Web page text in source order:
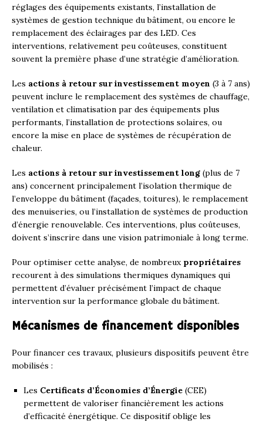
réglages des équipements existants, l’installation de
systèmes de gestion technique du bâtiment, ou encore le
remplacement des éclairages par des LED. Ces
interventions, relativement peu coûteuses, constituent
souvent la première phase d’une stratégie d’amélioration.
Les actions à retour sur investissement moyen (3 à 7 ans)
peuvent inclure le remplacement des systèmes de chauffage,
ventilation et climatisation par des équipements plus
performants, l’installation de protections solaires, ou
encore la mise en place de systèmes de récupération de
chaleur.
Les actions à retour sur investissement long (plus de 7
ans) concernent principalement l’isolation thermique de
l’enveloppe du bâtiment (façades, toitures), le remplacement
des menuiseries, ou l’installation de systèmes de production
d’énergie renouvelable. Ces interventions, plus coûteuses,
doivent s’inscrire dans une vision patrimoniale à long terme.
Pour optimiser cette analyse, de nombreux propriétaires
recourent à des simulations thermiques dynamiques qui
permettent d’évaluer précisément l’impact de chaque
intervention sur la performance globale du bâtiment.
Mécanismes de financement disponibles
Pour financer ces travaux, plusieurs dispositifs peuvent être
mobilisés :
Les Certificats d’Économies d’Énergie (CEE)
permettent de valoriser financièrement les actions
d’efficacité énergétique. Ce dispositif oblige les